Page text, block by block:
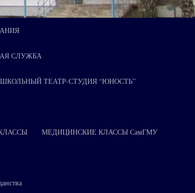
СЛУЖБА
ШКОЛЬНЫЙ ТЕАТР-СТУДИЯ “ЮНОСТЬ”
МЕДИЦИНСКИЕ КЛАССЫ СамГМУ